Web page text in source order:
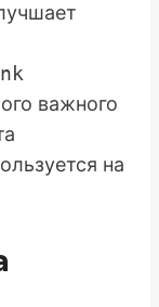
важного
на